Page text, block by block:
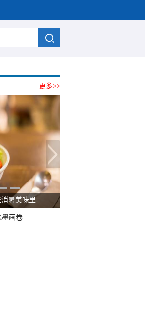
更多>>
暑美味里
墨画卷